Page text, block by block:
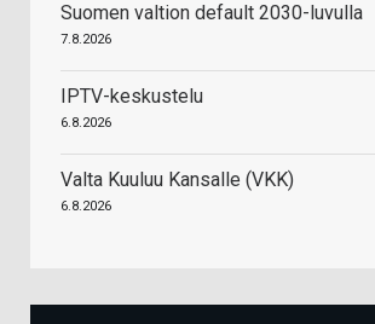
Suomen valtion default 2030-luvulla
7.8.2026
IPTV-keskustelu
6.8.2026
Valta Kuuluu Kansalle (VKK)
6.8.2026